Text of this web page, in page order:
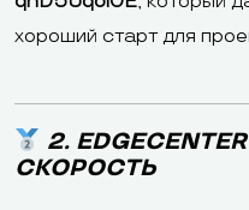
хороший старт для
2.
СКОРОСТЬ